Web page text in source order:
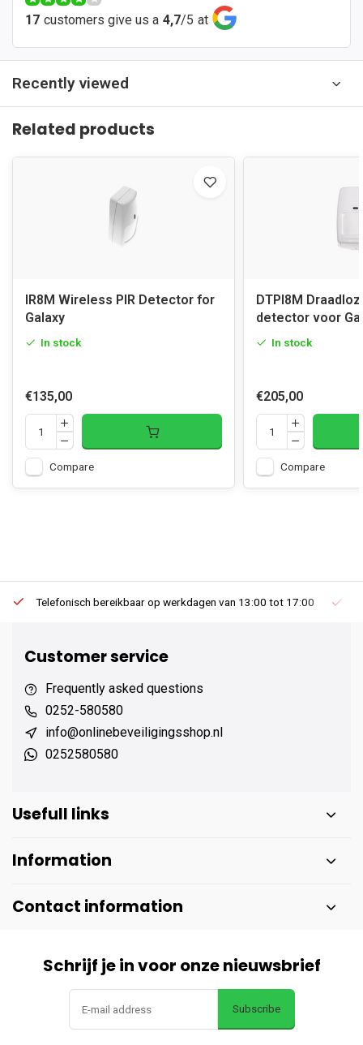
17 customers give us a 4,7/5 at
Recently viewed
Related products
IR8M Wireless PIR Detector for
Galaxy
In stock
€135,00
Compare
DTPI8M
detector voor
In stock
€205,00
Compare
Telefonisch bereikbaar op werkdagen van 13:00 tot 17:00
Customer service
Frequently asked questions
0252-580580
info@onlinebeveiligingsshop.nl
0252580580
Usefull links
Information
Contact information
Schrijf je in voor onze nieuwsbrief
Subscribe